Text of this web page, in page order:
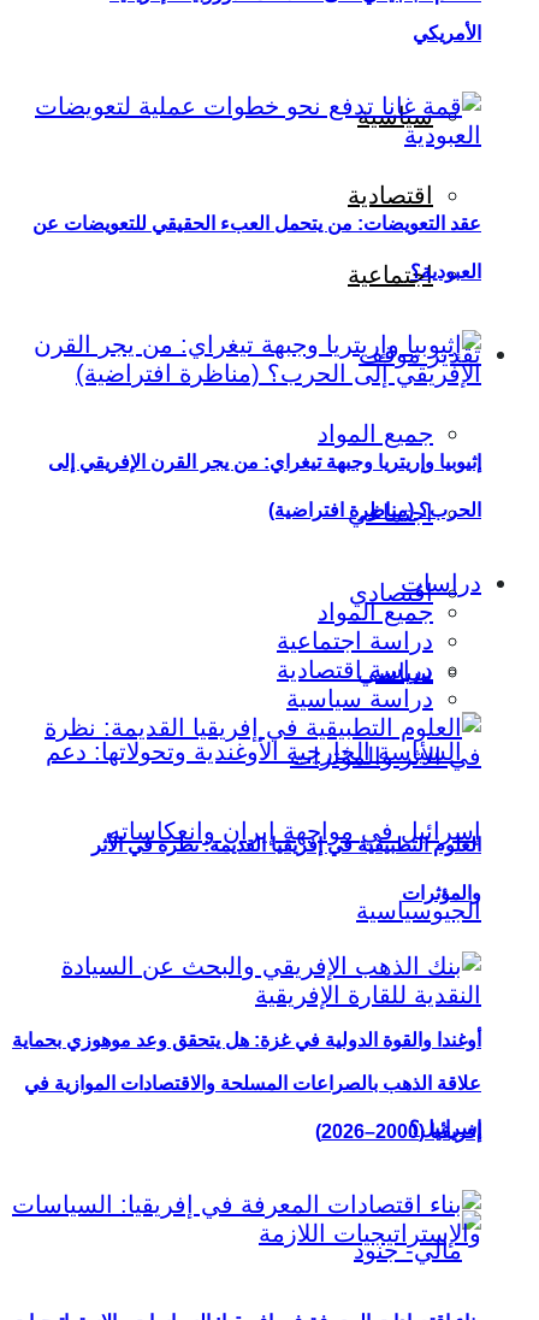
سياسية
اقتصادية
اجتماعية
تقدير موقف
جميع المواد
اجتماعي
اقتصادي
سياسي
أوغندا والقوة الدولية في غزة: هل يتحقق وعد موهوزي بحماية
إسرائيل؟
الأمريكي
عقد التعويضات: من يتحمل العبء الحقيقي للتعويضات عن
العبودية؟
إثيوبيا وإريتريا وجبهة تيغراي: من يجر القرن الإفريقي إلى
الحرب؟ (مناظرة افتراضية)
دراسات
جميع المواد
دراسة اجتماعية
دراسة اقتصادية
دراسة سياسية
العلوم التطبيقية في إفريقيا القديمة: نظرة في الأثر
والمؤثرات
علاقة الذهب بالصراعات المسلحة والاقتصادات الموازية في
إفريقيا (2000–2026)